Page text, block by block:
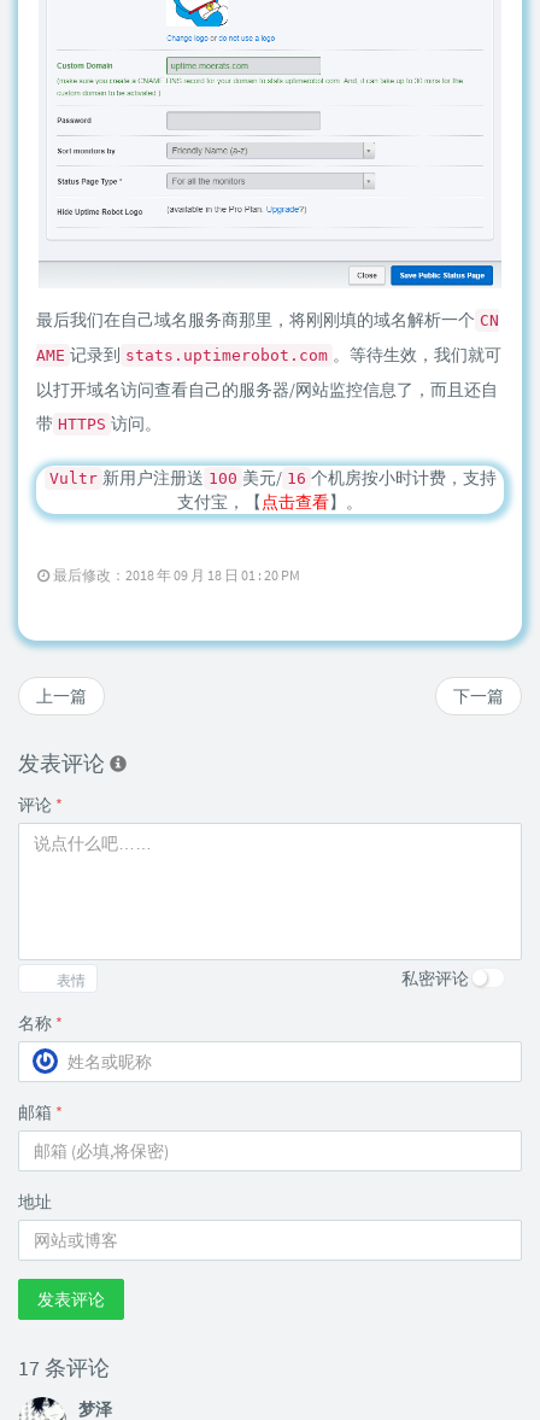
最后我们在自己域名服务商那里，将刚刚填的域名解析一个 CN
AME 记录到 stats.uptimerobot.com 。等待生效，我们就可
以打开域名访问查看自己的服务器/网站监控信息了，而且还自
带 HTTPS 访问。
Vultr 新用户注册送 100 美元/ 16 个机房按小时计费，支持
支付宝，【点击查看】。
最后修改：2018 年 09 月 18 日 01 : 20 PM
下一篇
上一篇
发表评论
评论 *
表情 私密评论
名称 *
邮箱 *
地址
发表评论
17 条评论
梦泽